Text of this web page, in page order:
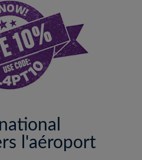
l'aéroport